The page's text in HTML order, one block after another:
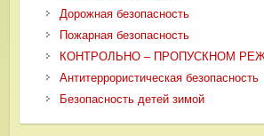
Дорожная безопасность
Пожарная безопасность
КОНТРОЛЬНО – ПРОПУСКНОМ
Антитеррористическая безопасность
Безопасность детей зимой